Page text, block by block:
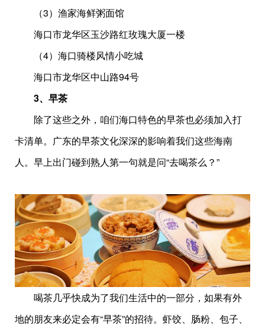
（3）渔家海鲜粥面馆
海口市龙华区玉沙路红玫瑰大厦一楼
（4）海口骑楼风情小吃城
海口市龙华区中山路94号
3、早茶
除了这些之外，咱们海口特色的早茶也必须加入打
卡清单。广东的早茶文化深深的影响着我们这些海南
人。早上出门碰到熟人第一句就是问“去喝茶么？”
喝茶几乎快成为了我们生活中的一部分，如果有外
地的朋友来必定会有“早茶”的招待。虾饺、肠粉、包子、